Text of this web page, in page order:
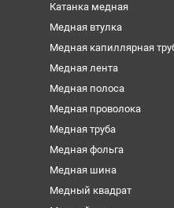
Катанка медная
Медная втулка
Медная капиллярная
Медная лента
Медная полоса
Медная проволока
Медная труба
Медная фольга
Медная шина
Медный квадрат